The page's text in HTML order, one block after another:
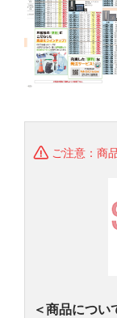
ご注意：商
＜商品につい